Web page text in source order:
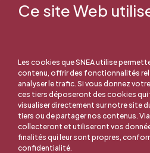
Ce site Web
Les cookies que SNEA utilise
contenu, offrir des fonctionnalités
analyser le trafic. Si vous donnez
ces tiers déposeront des cookies
visualiser directement sur notre site
tiers ou de partager nos contenus.
collecteront et utiliseront vos
finalités qui leur sont propres,
confidentialité.